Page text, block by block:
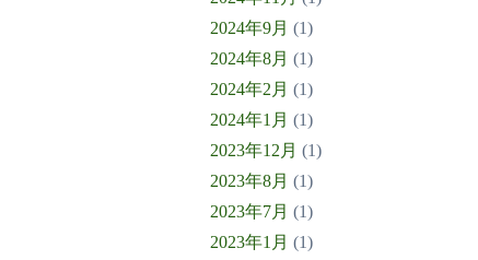
2024年9月 (1)
2024年8月 (1)
2024年2月 (1)
2024年1月 (1)
2023年12月 (1)
2023年8月 (1)
2023年7月 (1)
2023年1月 (1)